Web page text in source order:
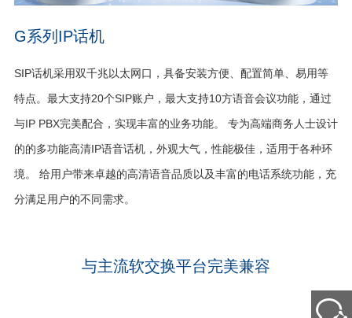
G系列IP话机
SIP话机采用双千兆以太网口，具备安装方便、配置简单、易用等
特点。最大支持20个SIP账户，最大支持10方语音会议功能，通过
与IP PBX完美配合，实现丰富的业务功能。 专为高端商务人士设计
的的多功能高清IP语音话机，外观大气，性能极佳，适用于各种环
境。 给用户带来卓越的高清语音品质以及丰富的电话系统功能，充
分满足用户的不同需求。
与主流软交换平台完美兼容